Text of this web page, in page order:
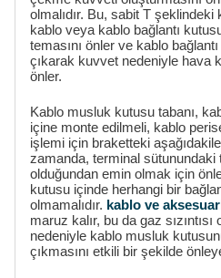
olmalıdır. Bu, sabit T şeklindeki
kablo veya kablo bağlantı
temasını önler ve kablo
çıkarak kuvvet nedeniyle hava
önler.
Kablo musluk kutusu tabanı,
içine monte edilmeli, kablo
işlemi için braketteki
zamanda, terminal sütunundaki
olduğundan emin olmak için
kutusu içinde herhangi bir
olmamalıdır. kablo ve
maruz kalır, bu da gaz
nedeniyle kablo musluk
çıkmasını etkili bir şekilde